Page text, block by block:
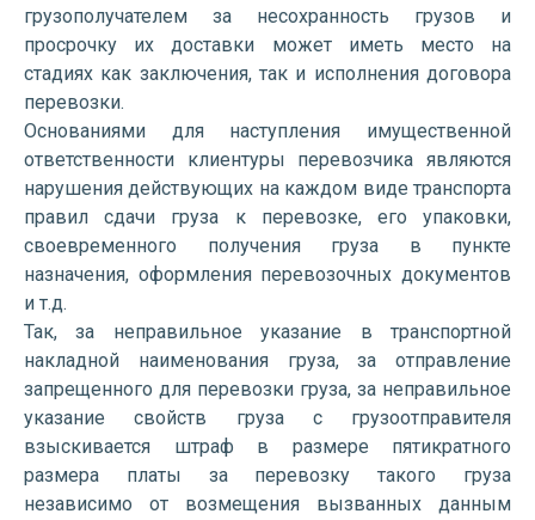
грузополучателем за несохранность грузов и
просрочку их доставки может иметь место на
стадиях как заключения, так и исполнения договора
перевозки.
Основаниями для наступления имущественной
ответственности клиентуры перевозчика являются
нарушения действующих на каждом виде транспорта
правил сдачи груза к перевозке, его упаковки,
своевременного получения груза в пункте
назначения, оформления перевозочных документов
и т.д.
Так, за неправильное указание в транспортной
накладной наименования груза, за отправление
запрещенного для перевозки груза, за неправильное
указание свойств груза с грузоотправителя
взыскивается штраф в размере пятикратного
размера платы за перевозку такого груза
независимо от возмещения вызванных данным